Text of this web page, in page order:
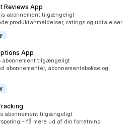
Reviews App
i altabonnement tilgængeligt
produktanmeldelser, ratings og udtalelser
App
alt
abonnement tilgængeligt
abonnementer, abonnementsbokse og
altabonnement tilgængeligt
– få mere ud af din forretning